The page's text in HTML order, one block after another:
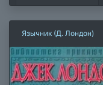
Язычник (Д. Лондон)